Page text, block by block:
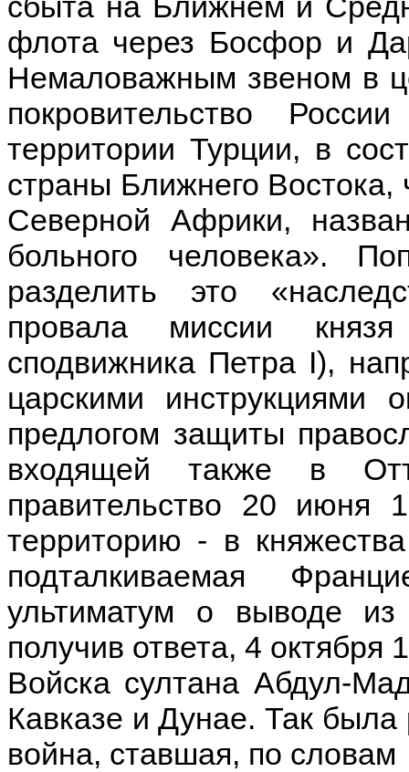
флота через Босфор и
Немаловажным звеном в
покровительство
территории Турции, в
страны Ближнего Востока,
Северной Африки,
больного человека».
разделить это
провала миссии
сподвижника Петра I),
царскими инструкциями
предлогом защиты
входящей также в
правительство 20 июня
территорию - в
подталкиваемая
ультиматум о выводе
получив ответа, 4 октября
Войска султана Абдул-
Кавказе и Дунае. Так
война, ставшая, по словам